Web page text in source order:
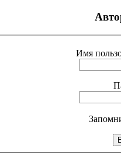
Имя